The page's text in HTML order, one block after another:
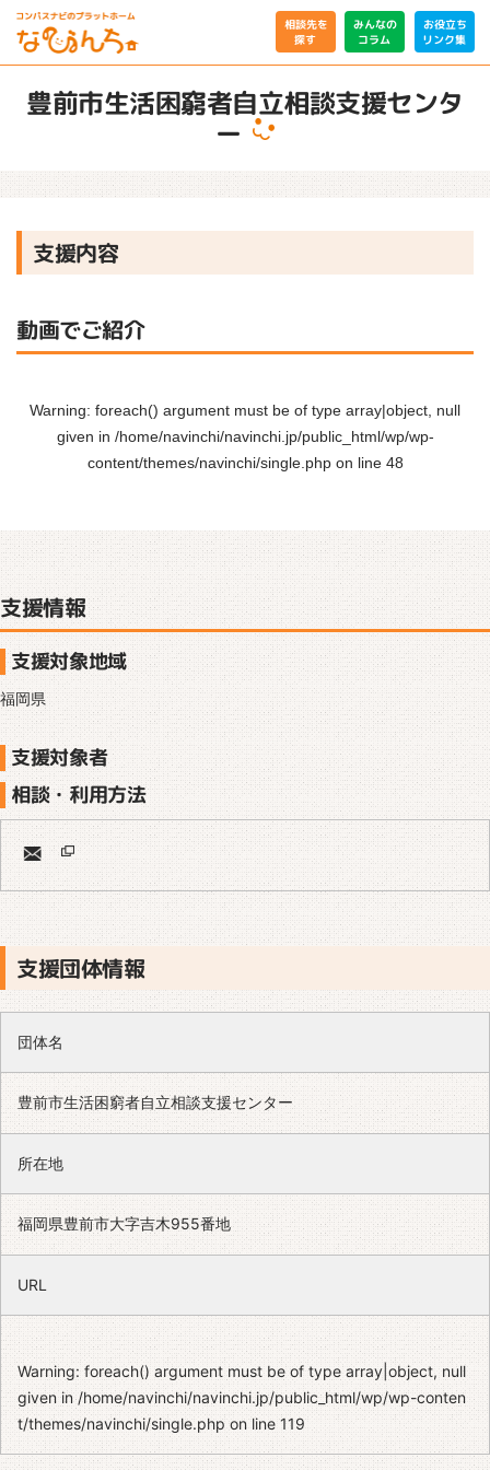
相談先を
探す
みんなの
コラム
お役立ち
リンク集
豊前市生活困窮者自立相談支援センタ
ー
支援内容
動画でご紹介
Warning: foreach() argument must be of type array|object, null
given in /home/navinchi/navinchi.jp/public_html/wp/wp-
content/themes/navinchi/single.phpon line 48
支援情報
支援対象地域
福岡県
支援対象者
相談・利用方法
支援団体情報
団体名
豊前市生活困窮者自立相談支援センター
所在地
福岡県豊前市大字吉木955番地
URL
Warning: foreach() argument must be of type array|object, null
given in/home/navinchi/navinchi.jp/public_html/wp/wp-conten
t/themes/navinchi/single.phpon line119